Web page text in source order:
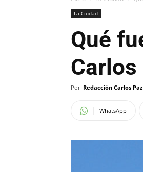
La Ciudad
Qué
Carlos
Por Redacción Carlos
WhatsApp